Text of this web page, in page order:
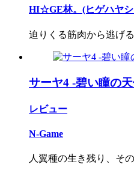
HI☆GE林。(ヒゲハヤ
迫りくる筋肉から逃げ
サーヤ4 -碧い瞳の
レビュー
N-Game
人翼種の生き残り、そ